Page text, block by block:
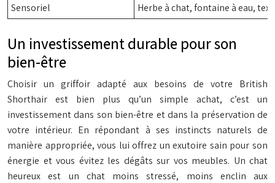
Sensoriel
Herbe à chat, fontaine à eau,
Un investissement durable pour son
bien-être
Choisir un griffoir adapté aux besoins de votre British
Shorthair est bien plus qu’un simple achat, c’est un
investissement dans son bien-être et dans la préservation de
votre intérieur. En répondant à ses instincts naturels de
manière appropriée, vous lui offrez un exutoire sain pour son
énergie et vous évitez les dégâts sur vos meubles. Un chat
heureux est un chat moins stressé, moins enclin aux